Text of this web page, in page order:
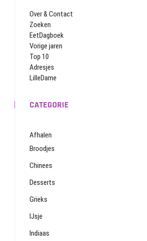
Over & Contact
Zoeken
EetDagboek
Vorige jaren
Top 10
Adresjes
LilleDame
CATEGORIE
Afhalen
Broodjes
Chinees
Desserts
Grieks
IJsje
Indiaas